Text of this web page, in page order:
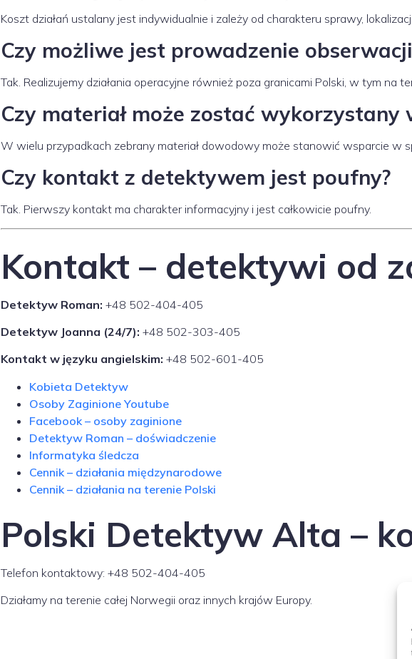
Koszt działań ustalany jest indywidualnie i zależy od charakteru sprawy,
Czy możliwe jest prowadzenie
Tak. Realizujemy działania operacyjne również poza granicami Polski, w tym na
Czy materiał może zostać wykorzystany
W wielu przypadkach zebrany materiał dowodowy może stanowić wsparcie w
Czy kontakt z detektywem jest poufny?
Tak. Pierwszy kontakt ma charakter informacyjny i jest całkowicie poufny.
Kontakt – detektywi od
Detektyw Roman: +48 502-404-405
Detektyw Joanna (24/7): +48 502-303-405
Kontakt w języku angielskim: +48 502-601-405
Kobieta Detektyw
Osoby Zaginione Youtube
Facebook – osoby zaginione
Detektyw Roman – doświadczenie
Informatyka śledcza
Cennik – działania międzynarodowe
Cennik – działania na terenie Polski
Polski Detektyw Alta –
Telefon kontaktowy: +48 502-404-405
Działamy na terenie całej Norwegii oraz innych krajów Europy.